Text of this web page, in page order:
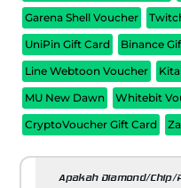
Garena Shell Voucher
UniPin Gift Card
Binance
Line Webtoon Voucher
MU New Dawn
Whitebit
CryptoVoucher Gift Card
Apakah Diamond/